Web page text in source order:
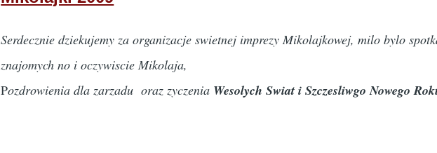
Serdecznie dziekujemy za organizacje swietnej imprezy Mikolajkowej, milo bylo
znajomych no i oczywiscie Mikolaja,
Pozdrowienia dla zarzadu oraz zyczenia Wesolych Swiat i Szczesliwgo Nowego